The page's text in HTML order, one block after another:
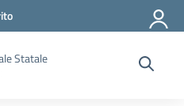
Statale